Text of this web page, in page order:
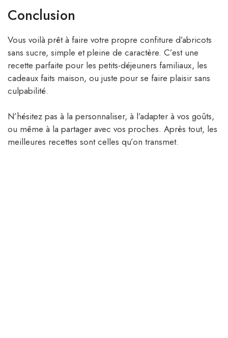
Conclusion
Vous voilà prêt à faire votre propre confiture d’abricots
sans sucre, simple et pleine de caractère. C’est une
recette parfaite pour les petits-déjeuners familiaux, les
cadeaux faits maison, ou juste pour se faire plaisir sans
culpabilité.
N’hésitez pas à la personnaliser, à l’adapter à vos goûts,
ou même à la partager avec vos proches. Après tout, les
meilleures recettes sont celles qu’on transmet.